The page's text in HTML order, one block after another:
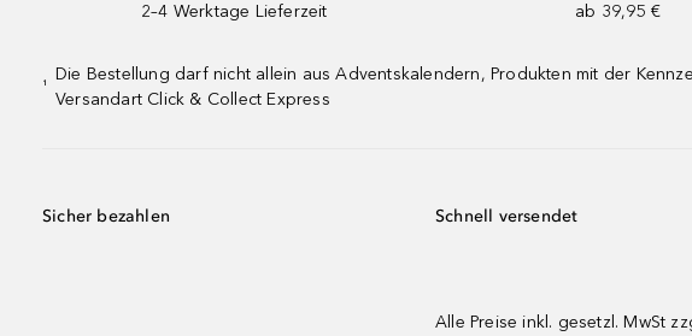
2–4 Werktage Lieferzeit
ab 39,95 €
¹
Die Bestellung darf nicht allein aus Adventskalendern, Produkten mit der
Versandart Click & Collect Express
Sicher bezahlen Schnell versendet
Alle Preise inkl. gesetzl. MwSt